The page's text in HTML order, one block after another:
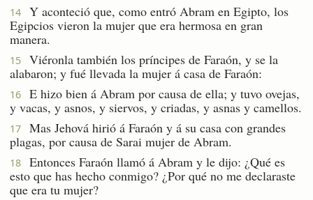
14
Y aconteció que, como entró Abram en Egipto, los
Egipcios vieron la mujer que era hermosa en gran
manera.
15
Viéronla también los príncipes de Faraón, y se la
alabaron; y fué llevada la mujer á casa de Faraón:
16
E hizo bien á Abram por causa de ella; y tuvo ovejas,
y vacas, y asnos, y siervos, y criadas, y asnas y camellos.
17
Mas Jehová hirió á Faraón y á su casa con grandes
plagas, por causa de Sarai mujer de Abram.
18
Entonces Faraón llamó á Abram y le dijo: ¿Qué es
esto que has hecho conmigo? ¿Por qué no me declaraste
que era tu mujer?